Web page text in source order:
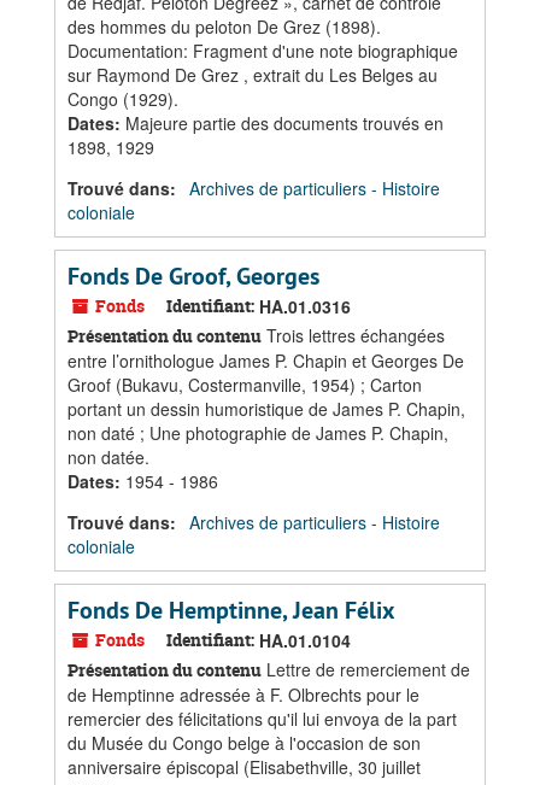
des hommes du peloton De Grez (1898).
Documentation: Fragment d'une note biographique
sur Raymond De Grez , extrait du Les Belges au
Congo (1929).
Dates: Majeure partie des documents trouvés en
1898, 1929
Trouvé dans: Archives de particuliers - Histoire
coloniale
Fonds De Groof, Georges
Fonds Identifiant: HA.01.0316
Présentation du contenu Trois lettres échangées
entre l’ornithologue James P. Chapin et Georges De
Groof (Bukavu, Costermanville, 1954) ; Carton
portant un dessin humoristique de James P. Chapin,
non daté ; Une photographie de James P. Chapin,
non datée.
Dates: 1954 - 1986
Trouvé dans: Archives de particuliers - Histoire
coloniale
Fonds De Hemptinne, Jean Félix
Fonds Identifiant: HA.01.0104
Présentation du contenu Lettre de remerciement de
de Hemptinne adressée à F. Olbrechts pour le
remercier des félicitations qu'il lui envoya de la part
du Musée du Congo belge à l'occasion de son
anniversaire épiscopal (Elisabethville, 30 juillet